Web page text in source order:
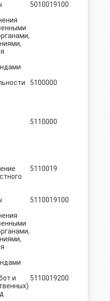
5010019100
5100000
5110000
5110019
5110019100
и
5110019200